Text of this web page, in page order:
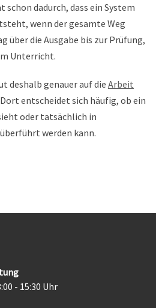
dadurch, dass ein System
wenn der gesamte Weg
über die Ausgabe bis zur Prüfung,
Unterricht.
deshalb genauer auf die Arbeit
entscheidet sich häufig, ob ein
oder tatsächlich in
werden kann.
- 15:30 Uhr